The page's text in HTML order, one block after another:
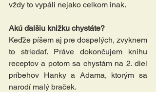
vždy to vypáli nejako celkom inak.
Akú ďalšiu knižku chystáte?
Keďže píšem aj pre dospelých, zvyknem
to striedať. Práve dokončujem knihu
receptov a potom sa chystám na 2. diel
príbehov Hanky a Adama, ktorým sa
narodí malý braček.